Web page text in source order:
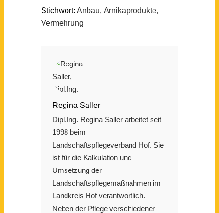
Stichwort: Anbau, Arnikaprodukte,
Vermehrung
Regina Saller
Dipl.Ing. Regina Saller arbeitet seit
1998 beim
Landschaftspflegeverband Hof. Sie
ist für die Kalkulation und
Umsetzung der
Landschaftspflegemaßnahmen im
Landkreis Hof verantwortlich.
Neben der Pflege verschiedener